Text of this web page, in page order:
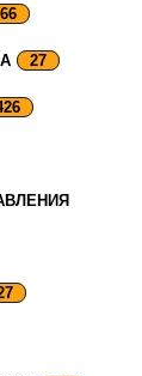
66
27